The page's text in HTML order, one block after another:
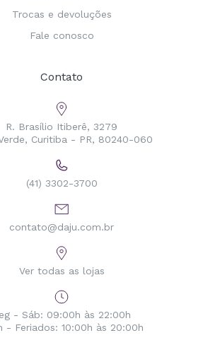
Trocas e devoluções
Fale conosco
Contato
R. Brasílio Itiberê, 3279
Curitiba - PR, 80240-060
(41) 3302-3700
contato@daju.com.br
Ver todas as lojas
- Sáb: 09:00h às 22:00h
- Feriados: 10:00h às 20:00h